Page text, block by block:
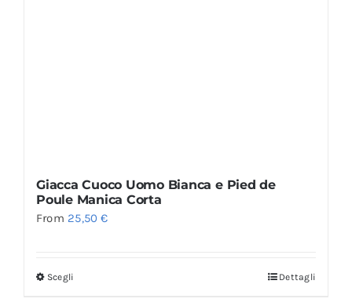
Giacca Cuoco Uomo Bianca e Pied de
Poule Manica Corta
From 25,50€
Scegli Dettagli